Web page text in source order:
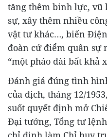
tăng thêm binh lực,
sự, xây thêm nhiều
vật tư khác…, biến
đoàn cứ điểm quân sự
“một pháo đài bất khả
Đánh giá đúng tình
của địch, tháng 12/
suốt quyết định mở
Đại tướng, Tổng tư